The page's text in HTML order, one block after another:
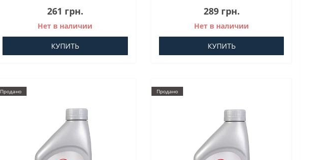
261 грн.
Нет в наличии
КУПИТЬ
289 грн.
Нет в наличии
КУПИТЬ
Продано Продано